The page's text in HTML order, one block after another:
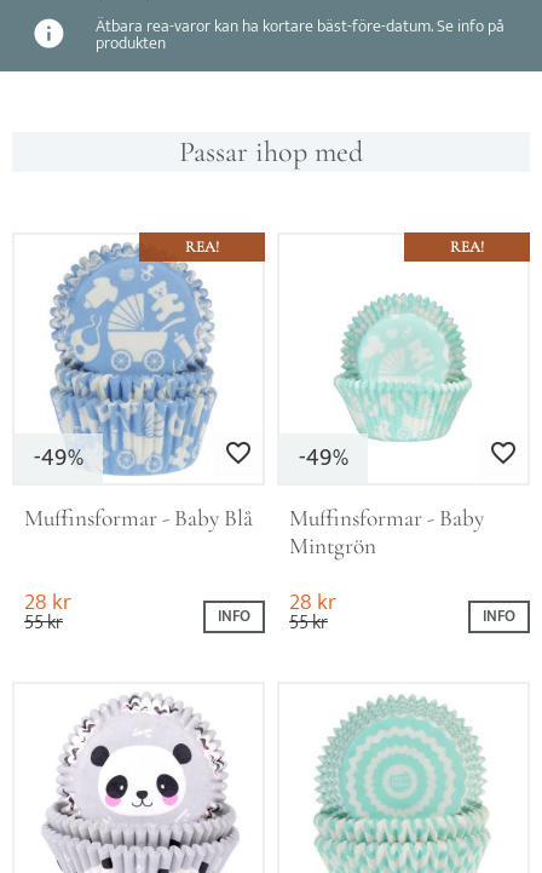
Ätbara rea-varor kan ha kortare bäst-före-datum. Se info på
produkten
Passar ihop med
Lägg till i favoriter
49%
Muffinsformar - Baby Blå
28kr
55kr
REA!
INFO
Lägg till i
49%
Muffinsformar - Baby
Mintgrön
28kr
55kr
REA!
INFO